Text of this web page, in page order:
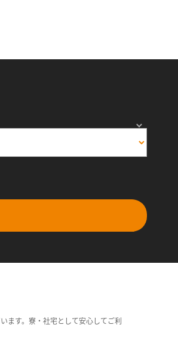
ます。寮・社宅として安心してご利